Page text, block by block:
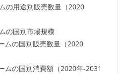
の用途別販売数量（2020
の国別市場規模
ムの国別販売数量（2020
ムの国別消費額（2020年-2031